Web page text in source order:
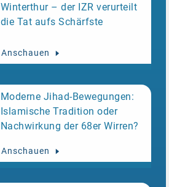
Winterthur – der IZR verurteilt
die Tat aufs Schärfste
Anschauen
Moderne Jihad-Bewegungen:
Islamische Tradition oder
Nachwirkung der 68er Wirren?
Anschauen